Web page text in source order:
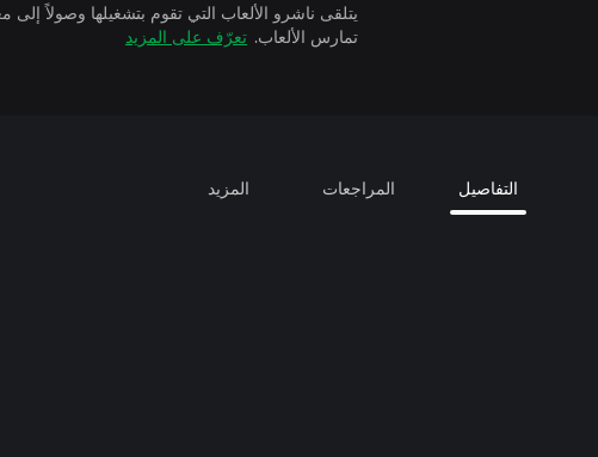
تمارس الألعاب. تعرّف على المزيد
التفاصيل المراجعات المزيد